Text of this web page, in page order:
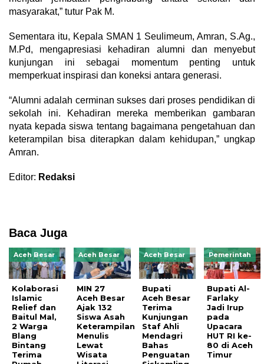
masyarakat,” tutur Pak M.
Sementara itu, Kepala SMAN 1 Seulimeum, Amran, S.Ag.,
M.Pd, mengapresiasi kehadiran alumni dan menyebut
kunjungan ini sebagai momentum penting untuk
memperkuat inspirasi dan koneksi antara generasi.
“Alumni adalah cerminan sukses dari proses pendidikan di
sekolah ini. Kehadiran mereka memberikan gambaran
nyata kepada siswa tentang bagaimana pengetahuan dan
keterampilan bisa diterapkan dalam kehidupan,” ungkap
Amran.
Editor: Redaksi
Baca Juga
Aceh Besar
Kolaborasi
Islamic
Relief dan
Baitul Mal,
2 Warga
Blang
Bintang
Terima
Aceh Besar
MIN 27
Aceh Besar
Ajak 132
Siswa Asah
Keterampilan
Menulis
Lewat
Wisata
Aceh Besar
Bupati
Aceh Besar
Terima
Kunjungan
Staf Ahli
Mendagri
Bahas
Penguatan
Pemerintah
Bupati Al-
Farlaky
Jadi Irup
pada
Upacara
HUT RI ke-
80 di Aceh
Timur